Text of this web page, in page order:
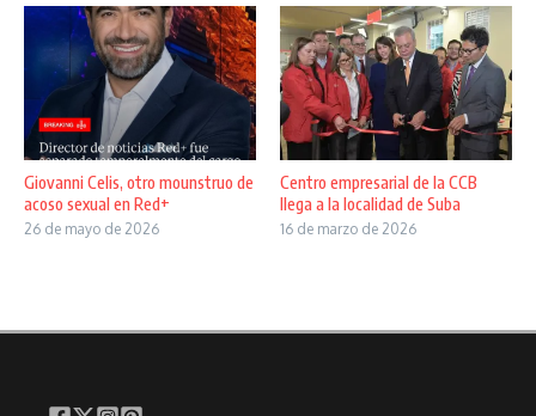
Giovanni Celis, otro mounstruo de
acoso sexual en Red+
26 de mayo de 2026
Centro empresarial de la CCB
llega a la localidad de Suba
16 de marzo de 2026